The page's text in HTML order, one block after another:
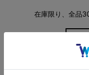
ラクに穿けて美シルエッ
約20年前の発売から、
在庫限り、全品